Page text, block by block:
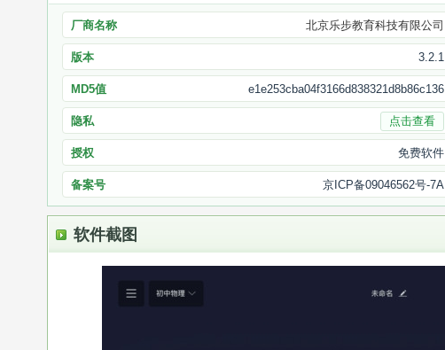
厂商名称 北京乐步教育科技有限公司
版本 3.2.1
MD5值 e1e253cba04f3166d838321d8b86c136
隐私 点击查看
授权 免费软件
备案号 京ICP备09046562号-7A
软件截图